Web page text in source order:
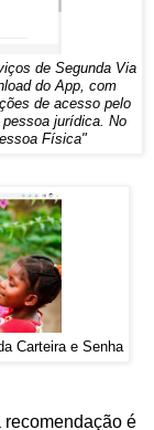
de Segunda Via
do App, com
de acesso pelo
jurídica. No
Física"
Carteira e Senha
é